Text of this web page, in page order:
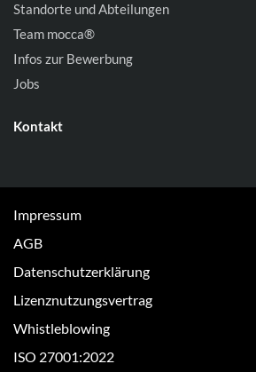
Standorte und Abteilungen
Team mocca®
Infos zur Bewerbung
Jobs
Kontakt
Impressum
AGB
Datenschutzerklärung
Lizenznutzungsvertrag
Whistleblowing
ISO 27001:2022